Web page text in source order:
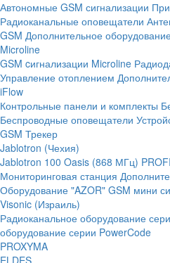
Автономные GSM сигнализации
Радиоканальные оповещатели
GSM Дополнительное
Microline
GSM cигнализации Microline
Управление отоплением
iFlow
Контрольные панели и комплекты
Беспроводные оповещатели
GSM Трекер
Jablotron (Чехия)
Jablotron 100 Oasis (868 МГц)
Мониторинговая станция
Оборудование "AZOR" GSM мини
Visonic (Израиль)
Радиоканальное оборудование
оборудование серии PowerCode
PROXYMA